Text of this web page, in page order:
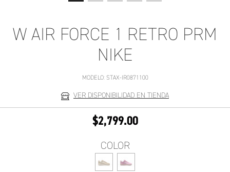
W AIR FORCE 1 RETRO PRM
NIKE
MODELO: STAX-IR0871100
VER DISPONIBILIDAD EN TIENDA
$2,799.00
COLOR